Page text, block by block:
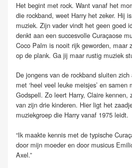
Het begint met rock. Want vanaf het
die rockband, weet Harry het zeker. Hij
muziek. Zijn vader vindt het geen goed
denkt aan een succesvolle Curaçaose
Coco Palm is nooit rijk geworden, maar
op de plank. Ga jij maar rustig muziek
De jongens van de rockband sluiten
met ‘heel veel leuke meisjes’ en samen
Godspell. Zo leert Harry, Claire kennen,
van zijn drie kinderen. Hier ligt het
muziekgroep die Harry vanaf 1975 leidt.
“Ik maakte kennis met de typische
door mijn moeder en door musicus
Axel.”